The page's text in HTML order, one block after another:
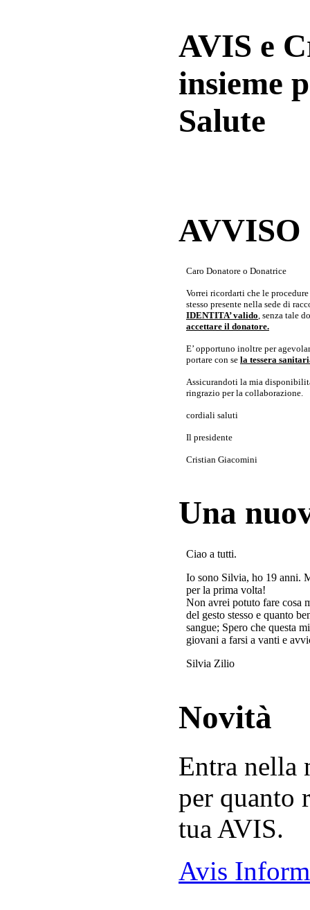
AVIS e
insieme
Salute
Caro Donatore o Donatrice
Vorrei ricordarti che le
stesso presente nella sede di
IDENTITA’ valido, senza tale
accettare il donatore.
E’ opportuno inoltre per
portare con se la tessera
Assicurandoti la mia
ringrazio per la collaborazione.
cordiali saluti
Il presidente
Cristian Giacomini
Una
Ciao a tutti.
Io sono Silvia, ho 19 anni.
per la prima volta!
Non avrei potuto fare cosa
del gesto stesso e quanto
sangue; Spero che questa
giovani a farsi a vanti e
Silvia Zilio
Novità
Entra nella
per quanto
tua AVIS.
Avis